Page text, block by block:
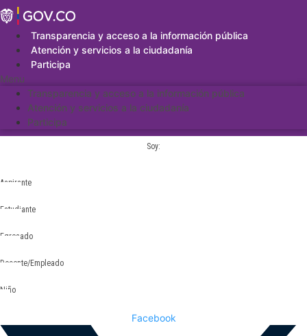
Saltar
al
contenidoTransparencia y acceso a la información pública
Atención y servicios a la ciudadanía
Participa
Menu
Transparencia y acceso a la información pública
Atención y servicios a la ciudadanía
Participa
Soy:
Aspirante
Estudiante
Egresado
Docente/Empleado
Niño
Facebook